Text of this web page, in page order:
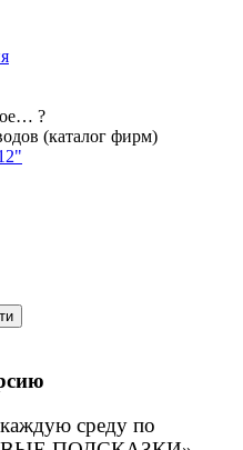
?
(каталог фирм)
среду по